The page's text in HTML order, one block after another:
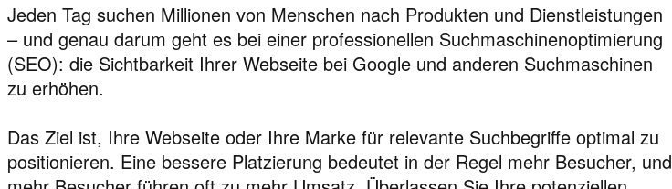
Jeden Tag suchen Millionen von Menschen nach Produkten und Dienstleistungen
– und genau darum geht es bei einer professionellen Suchmaschinenoptimierung
(SEO): die Sichtbarkeit Ihrer Webseite bei Google und anderen Suchmaschinen
zu erhöhen.
Das Ziel ist, Ihre Webseite oder Ihre Marke für relevante Suchbegriffe optimal zu
positionieren. Eine bessere Platzierung bedeutet in der Regel mehr Besucher, und